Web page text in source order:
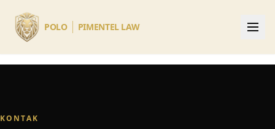
POLO PIMENTEL LAW
KONTAK